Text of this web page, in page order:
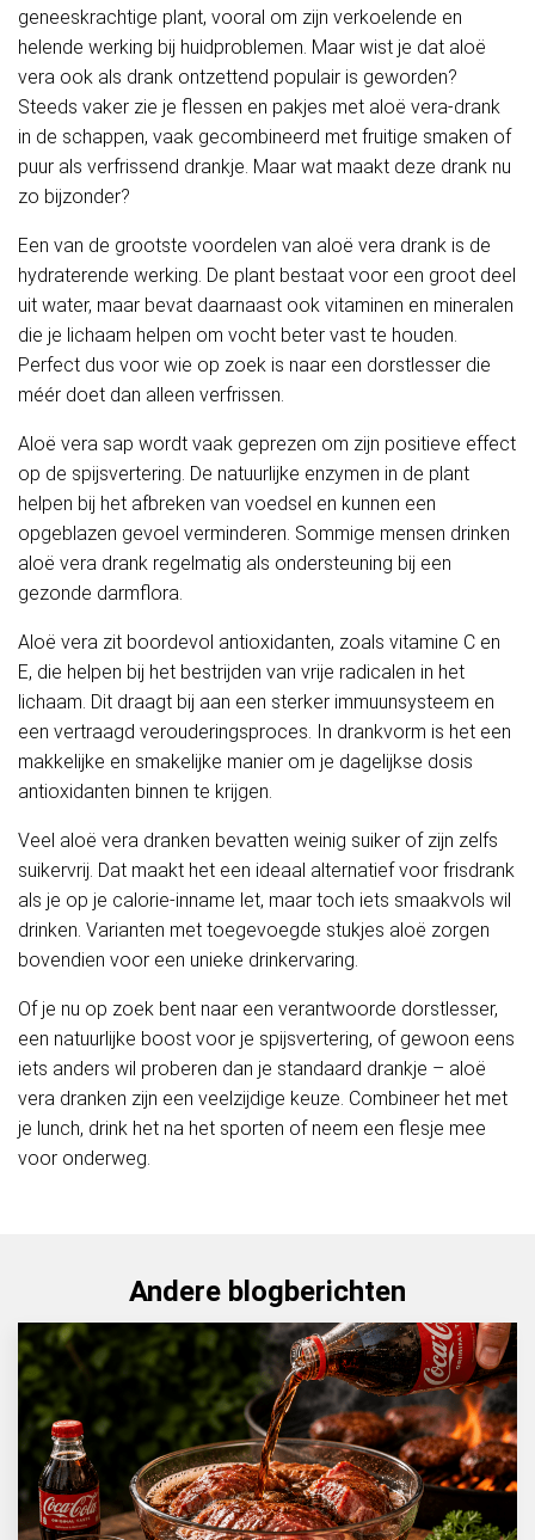
geneeskrachtige plant, vooral om zijn verkoelende en
helende werking bij huidproblemen. Maar wist je dat aloë
vera ook als drank ontzettend populair is geworden?
Steeds vaker zie je flessen en pakjes met aloë vera-drank
in de schappen, vaak gecombineerd met fruitige smaken of
puur als verfrissend drankje. Maar wat maakt deze drank nu
zo bijzonder?
Een van de grootste voordelen van aloë vera drank is de
hydraterende werking. De plant bestaat voor een groot deel
uit water, maar bevat daarnaast ook vitaminen en mineralen
die je lichaam helpen om vocht beter vast te houden.
Perfect dus voor wie op zoek is naar een dorstlesser die
méér doet dan alleen verfrissen.
Aloë vera sap wordt vaak geprezen om zijn positieve effect
op de spijsvertering. De natuurlijke enzymen in de plant
helpen bij het afbreken van voedsel en kunnen een
opgeblazen gevoel verminderen. Sommige mensen drinken
aloë vera drank regelmatig als ondersteuning bij een
gezonde darmflora.
Aloë vera zit boordevol antioxidanten, zoals vitamine C en
E, die helpen bij het bestrijden van vrije radicalen in het
lichaam. Dit draagt bij aan een sterker immuunsysteem en
een vertraagd verouderingsproces. In drankvorm is het een
makkelijke en smakelijke manier om je dagelijkse dosis
antioxidanten binnen te krijgen.
Veel aloë vera dranken bevatten weinig suiker of zijn zelfs
suikervrij. Dat maakt het een ideaal alternatief voor frisdrank
als je op je calorie-inname let, maar toch iets smaakvols wil
drinken. Varianten met toegevoegde stukjes aloë zorgen
bovendien voor een unieke drinkervaring.
Of je nu op zoek bent naar een verantwoorde dorstlesser,
een natuurlijke boost voor je spijsvertering, of gewoon eens
iets anders wil proberen dan je standaard drankje – aloë
vera dranken zijn een veelzijdige keuze. Combineer het met
je lunch, drink het na het sporten of neem een flesje mee
voor onderweg.
Andere blogberichten